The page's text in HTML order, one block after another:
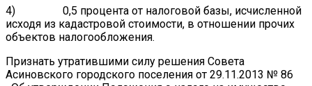
4) 0,5 процента от налоговой базы, исчисленной
исходя из кадастровой стоимости, в отношении прочих
объектов налогообложения.
Признать утратившими силу решения Совета
Асиновского городского поселения от 29.11.2013 № 86